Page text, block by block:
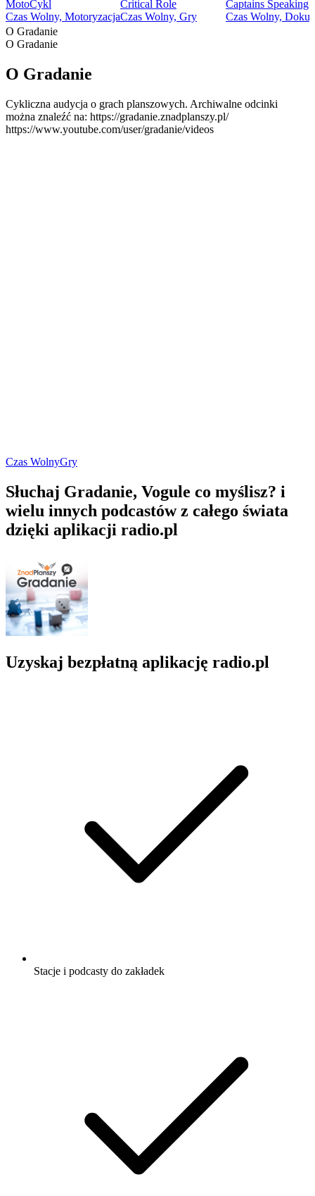
MotoCykl
Czas Wolny, Motoryzacja
Critical Role
Czas Wolny, Gry
Captains Speaking
Czas Wolny,
O Gradanie
O Gradanie
O Gradanie
Cykliczna audycja o grach planszowych. Archiwalne odcinki
można znaleźć na: https://gradanie.znadplanszy.pl/
https://www.youtube.com/user/gradanie/videos
Czas WolnyGry
Słuchaj Gradanie, Vogule co myślisz? i
wielu innych podcastów z całego świata
dzięki aplikacji radio.pl
Uzyskaj bezpłatną aplikację radio.pl
Stacje i podcasty do zakładek